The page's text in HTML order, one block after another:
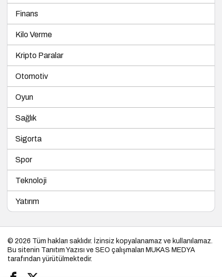
Finans
Kilo Verme
Kripto Paralar
Otomotiv
Oyun
Sağlık
Sigorta
Spor
Teknoloji
Yatırım
© 2026 Tüm hakları saklıdır. İzinsiz kopyalanamaz ve kullanılamaz.
Bu sitenin Tanıtım Yazısı ve SEO çalışmaları MUKAS MEDYA
tarafından yürütülmektedir.